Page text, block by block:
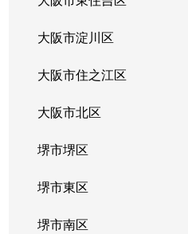
大阪市淀川区
大阪市住之江区
大阪市北区
堺市堺区
堺市東区
堺市南区